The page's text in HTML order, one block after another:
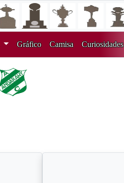
Gráfico Camisa Curiosidades